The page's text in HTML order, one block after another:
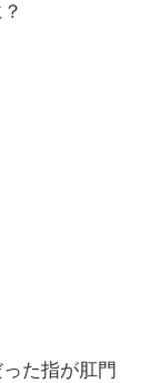
た指が肛門